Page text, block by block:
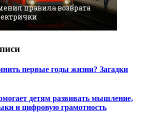
правила возврата
первые годы жизни? Загадки
детям развивать мышление,
и цифровую грамотность